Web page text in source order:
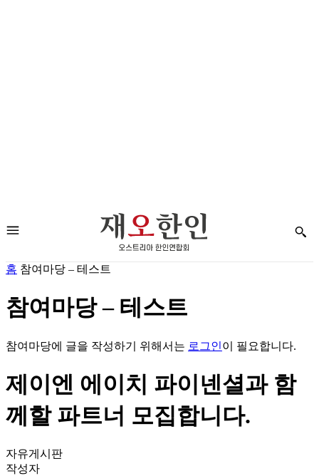
홈 참여마당 – 테스트
참여마당 – 테스트
참여마당에 글을 작성하기 위해서는 로그인이 필요합니다.
제이엔 에이치 파이넨셜과 함
께할 파트너 모집합니다.
자유게시판
작성자